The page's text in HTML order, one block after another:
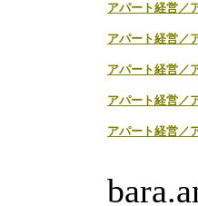
アパート経営／
アパート経営／
アパート経営／
アパート経営／
アパート経営／